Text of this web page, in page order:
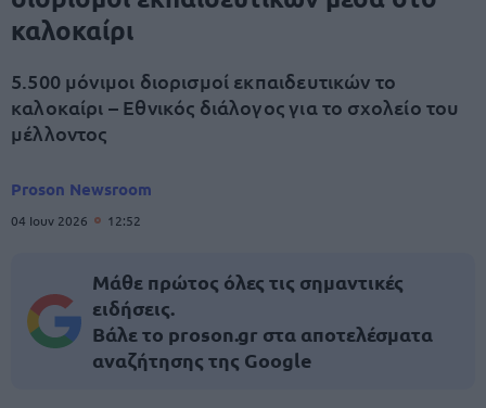
καλοκαίρι
5.500 μόνιμοι διορισμοί εκπαιδευτικών το
καλοκαίρι – Εθνικός διάλογος για το σχολείο του
μέλλοντος
Proson Newsroom
04 Ιουν 2026 12:52
Μάθε πρώτος όλες τις σημαντικές
ειδήσεις.
Βάλε το proson.gr στα αποτελέσματα
αναζήτησης της Google